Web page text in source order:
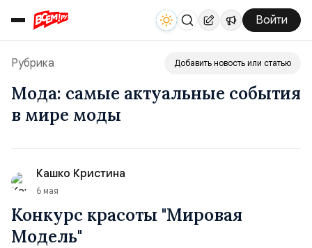
Войти
Рубрика Добавить новость или статью
Мода: самые актуальные события
в мире моды
Кашко Кристина
6 мая
Конкурс красоты "Мировая
Модель"